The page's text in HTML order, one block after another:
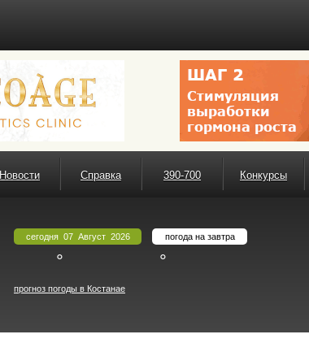
Новости Справка 390-700 Конкурсы
сегодня 07 Август 2026
°
погода на завтра
°
прогноз погоды в Костанае